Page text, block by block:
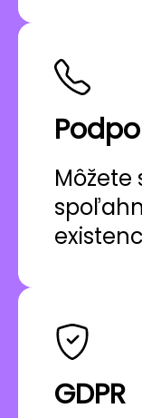
Môžete
GDPR